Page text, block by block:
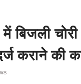
बिजली
कराने की